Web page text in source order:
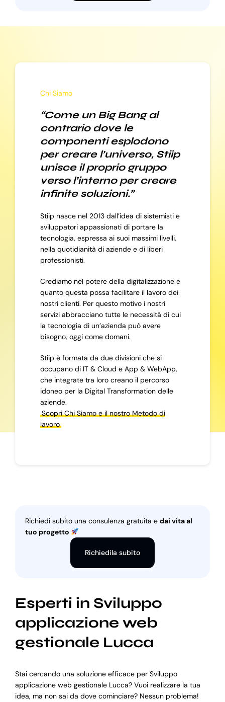
Chi Siamo
“Come un Big Bang al
contrario dove le
componenti esplodono
per creare l’universo, Stiip
unisce il proprio gruppo
verso l’interno per creare
infinite soluzioni.”
Stiip nasce nel 2013 dall’idea di sistemisti e
sviluppatori appassionati di portare la
tecnologia, espressa ai suoi massimi livelli,
nella quotidianità di aziende e di liberi
professionisti.
Crediamo nel potere della digitalizzazione e
quanto questa possa facilitare il lavoro dei
nostri clienti. Per questo motivo i nostri
servizi abbracciano tutte le necessità di cui
la tecnologia di un’azienda può avere
bisogno, oggi come domani.
Stiip è formata da due divisioni che si
occupano di IT & Cloud e App & WebApp,
che integrate tra loro creano il percorso
idoneo per la Digital Transformation delle
aziende.
Scopri Chi Siamo e il nostro Metodo di
lavoro
Richiedi subito una consulenza gratuita e dai vita al
tuo progetto
Richiedila subito
Esperti in Sviluppo
applicazione web
gestionale Lucca
Stai cercando una soluzione efficace per Sviluppo
applicazione web gestionale Lucca? Vuoi realizzare la tua
idea, ma non sai da dove cominciare? Nessun problema!